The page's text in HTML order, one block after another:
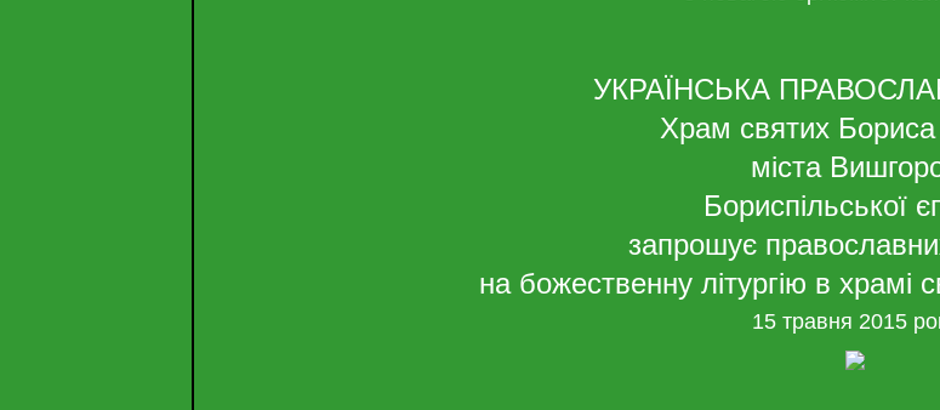
УКРАЇНСЬКА
Храм святих Бориса
міста
Бориспільської
запрошує
на божественну літургію в храмі
15 травня 2015